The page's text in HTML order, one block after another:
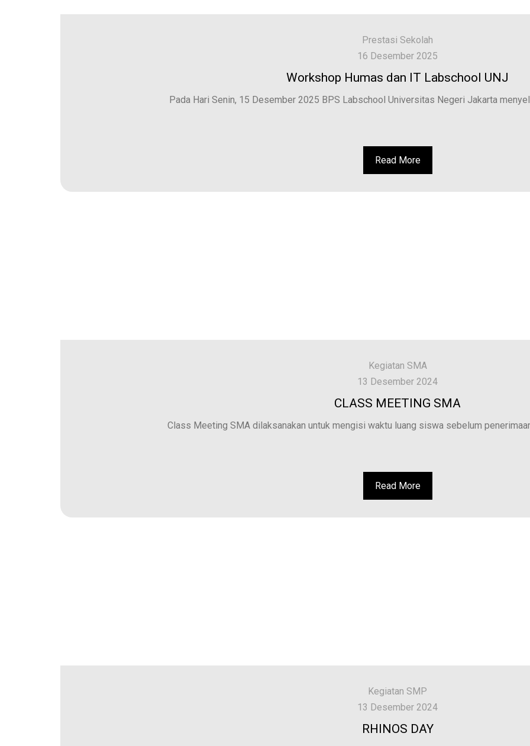
Prestasi Sekolah
16 Desember 2025
Workshop Humas dan IT Labschool UNJ
Pada Hari Senin, 15 Desember 2025 BPS Labschool Universitas Negeri Jakarta
Read More
Kegiatan SMA
13 Desember 2024
CLASS MEETING SMA
Class Meeting SMA dilaksanakan untuk mengisi waktu luang siswa sebelum
Read More
Kegiatan SMP
13 Desember 2024
RHINOS DAY